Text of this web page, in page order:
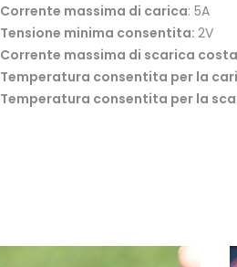
Corrente massima di carica: 5A
Tensione minima consentita: 2V
Corrente massima di scarica
Temperatura consentita per la
Temperatura consentita per la